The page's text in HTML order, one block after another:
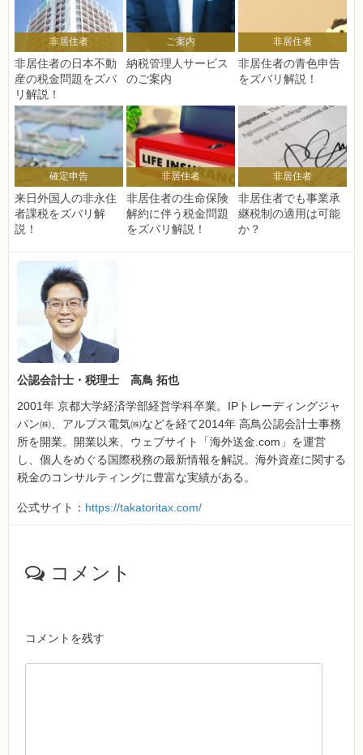
非居住者
非居住者の日本不動
産の税金問題をズバ
リ解説！
ご案内
納税管理人サービス
のご案内
非居住者
非居住者の青色申告
をズバリ解説！
確定申告
来日外国人の非永住
者課税をズバリ解
説！
非居住者
非居住者の生命保険
解約に伴う税金問題
をズバリ解説！
非居住者
非居住者でも事業承
継税制の適用は可能
か？
公認会計士・税理士 高鳥 拓也
2001年 京都大学経済学部経営学科卒業。IPトレーディングジャ
パン㈱、アルプス電気㈱などを経て2014年 高鳥公認会計士事務
所を開業。開業以来、ウェブサイト「海外送金.com」を運営
し、個人をめぐる国際税務の最新情報を解説。海外資産に関する
税金のコンサルティングに豊富な実績がある。
公式サイト： https://takatoritax.com/
コメント
コメントを残す